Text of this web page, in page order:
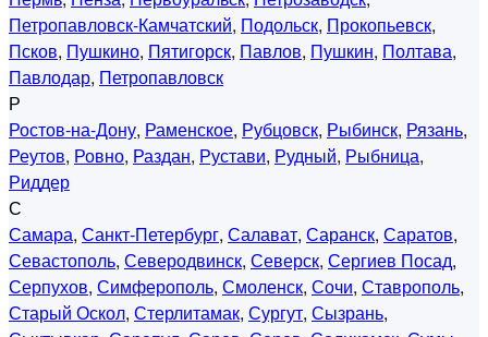
Петропавловск-Камчатский, Подольск, Прокопьевск,
Псков, Пушкино, Пятигорск, Павлов, Пушкин, Полтава,
Павлодар, Петропавловск
Р
Ростов-на-Дону, Раменское, Рубцовск, Рыбинск, Рязань,
Реутов, Ровно, Раздан, Рустави, Рудный, Рыбница,
Риддер
С
Самара, Санкт-Петербург, Салават, Саранск, Саратов,
Севастополь, Северодвинск, Северск, Сергиев Посад,
Серпухов, Симферополь, Смоленск, Сочи, Ставрополь,
Старый Оскол, Стерлитамак, Сургут, Сызрань,